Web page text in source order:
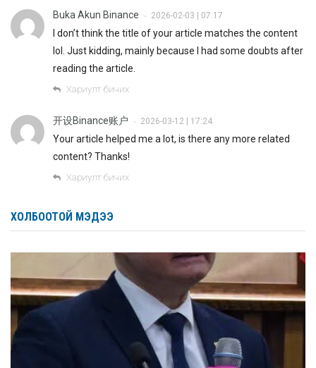
Buka Akun Binance • 2026-02-03 | 07:17
I don’t think the title of your article matches the content
lol. Just kidding, mainly because I had some doubts after
reading the article.
Хариулт бичих
开设Binance账户 • 2026-03-12 | 17:24
Your article helped me a lot, is there any more related
content? Thanks!
Хариулт бичих
ХОЛБООТОЙ МЭДЭЭ